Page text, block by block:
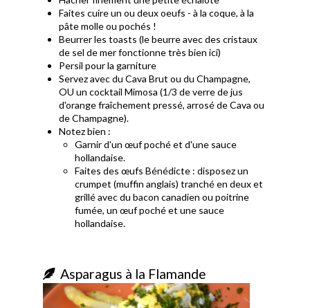
Faites cuire un ou deux oeufs - à la coque, à la
pâte molle ou pochés !
Beurrer les toasts (le beurre avec des cristaux
de sel de mer fonctionne très bien ici)
Persil pour la garniture
Servez avec du Cava Brut ou du Champagne,
OU un cocktail Mimosa (1/3 de verre de jus
d'orange fraîchement pressé, arrosé de Cava ou
de Champagne).
Notez bien :
Garnir d'un œuf poché et d'une sauce
hollandaise.
Faites des œufs Bénédicte : disposez un
crumpet (muffin anglais) tranché en deux et
grillé avec du bacon canadien ou poitrine
fumée, un œuf poché et une sauce
hollandaise.
Asparagus à la Flamande